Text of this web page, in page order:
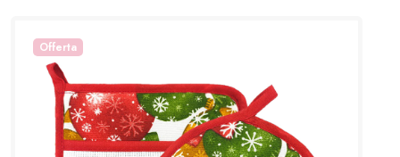
Offerta